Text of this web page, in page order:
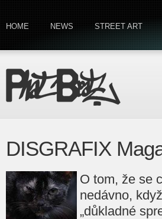
HOME NEWS STREET ART
DISGRAFIX
O tom, že se
nedávno,
„důkladné